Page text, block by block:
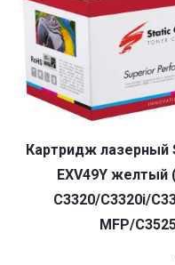
Картридж лазерный
EXV49Y желтый
C3320/C3320i/
MFP/